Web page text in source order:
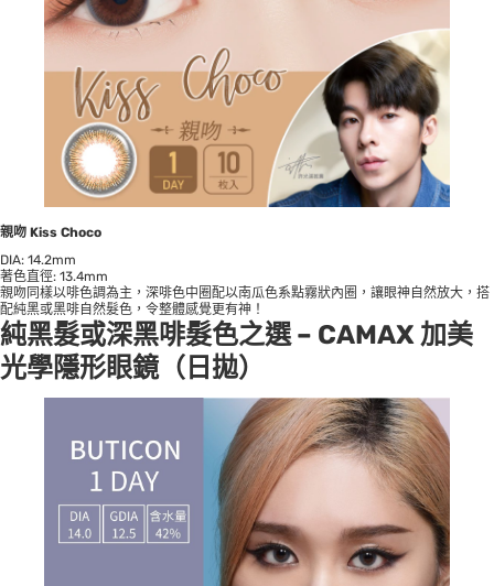
親吻 Kiss Choco
DIA: 14.2mm
著色直徑: 13.4mm
親吻同樣以啡色調為主，深啡色中圈配以南瓜色系點霧狀內圈，讓眼神自然放大，搭
配純黑或黑啡自然髮色，令整體感覺更有神！
純黑髮或深黑啡髮色之選 – CAMAX 加美
光學隱形眼鏡（日拋）